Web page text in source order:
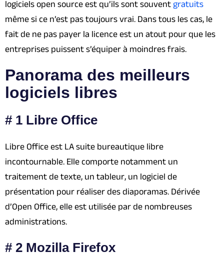
logiciels open source est qu’ils sont souvent gratuits
même si ce n’est pas toujours vrai. Dans tous les cas, le
fait de ne pas payer la licence est un atout pour que les
entreprises puissent s’équiper à moindres frais.
Panorama des meilleurs
logiciels libres
# 1 Libre Office
Libre Office est LA suite bureautique libre
incontournable. Elle comporte notamment un
traitement de texte, un tableur, un logiciel de
présentation pour réaliser des diaporamas. Dérivée
d’Open Office, elle est utilisée par de nombreuses
administrations.
# 2 Mozilla Firefox